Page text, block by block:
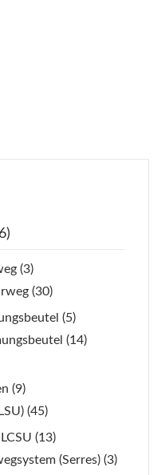
(3)
(30)
(5)
(14)
(9)
(45)
(13)
(Serres) (3)